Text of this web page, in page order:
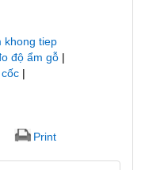
khong tiep
độ ẩm gỗ |
|
Print